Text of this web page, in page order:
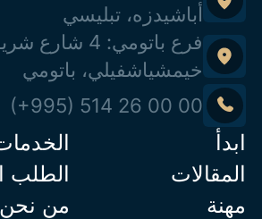
أباشيدزه، تبليسي
فرع باتومي: 4 شارع شريف
خيمشياشفيلي، باتومي
(+995) 514 26 00 00
ابدأ
المقالات
الطلب
مهنة
من نحن